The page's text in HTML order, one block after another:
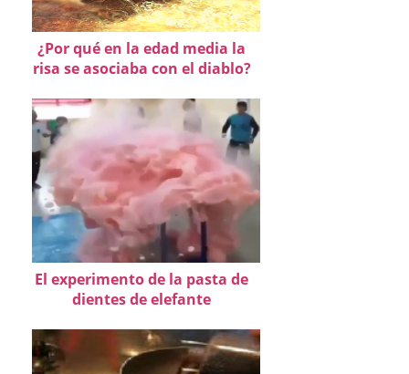
¿Por qué en la edad media la
risa se asociaba con el diablo?
El experimento de la pasta de
dientes de elefante